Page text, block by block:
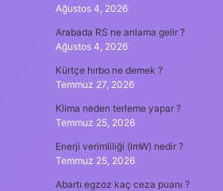
Ağustos 4, 2026
Arabada RS ne anlama gelir ?
Ağustos 4, 2026
Kürtçe hırbo ne demek ?
Temmuz 27, 2026
Klima neden terleme yapar ?
Temmuz 25, 2026
Enerji verimliliği (lmW) nedir ?
Temmuz 25, 2026
Abartı egzoz kaç ceza puanı ?